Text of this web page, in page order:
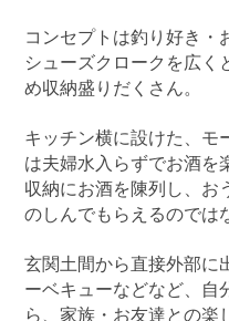
コンセプトは釣り好き・
シューズクロークを広く
め収納盛りだくさん。
キッチン横に設けた、モ
は夫婦水入らずでお酒を
収納にお酒を陳列し、お
のしんでもらえるのでは
玄関土間から直接外部に
ーベキューなどなど、自
ら、家族・お友達との楽